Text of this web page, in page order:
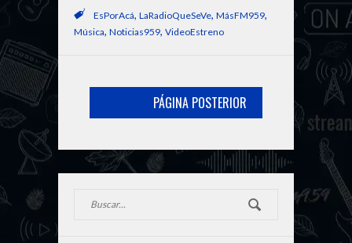
EsPorAcá, LaRadioQueSeVe, MásFM959,
Música, Noticias959, VideoEstreno
PÁGINA POSTERIOR